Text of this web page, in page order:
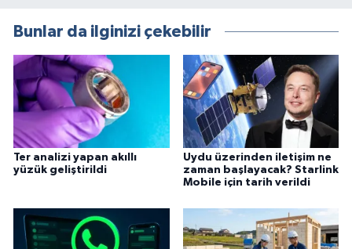
Bunlar da ilginizi çekebilir
Ter analizi yapan akıllı
yüzük geliştirildi
Uydu üzerinden iletişim ne
zaman başlayacak? Starlink
Mobile için tarih verildi